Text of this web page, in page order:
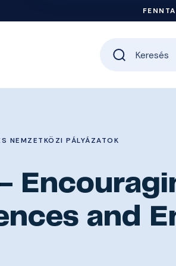
NEMZETKÖZI PÁLYÁZATOK
and